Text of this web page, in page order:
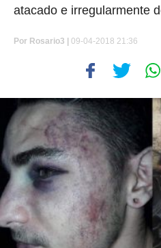
atacado e irregularmente
Por Rosario3 | 09-04-2018 21:36